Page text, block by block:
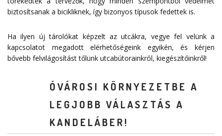
biztosítsanak a bicikliknek, így bizonyos típusok fedettek is.
Ha ilyen új tárolókat képzelt az utcákra, vegye fel velünk a
kapcsolatot megadottelérhetőségeink egyikén, és kérjen
bővebb felvilágosítást tőlünk utcabútorainkról, kiegészítőinkről!
ÓVÁROSI KÖRNYEZETBE A
LEGJOBB VÁLASZTÁS A
KANDELÁBER!